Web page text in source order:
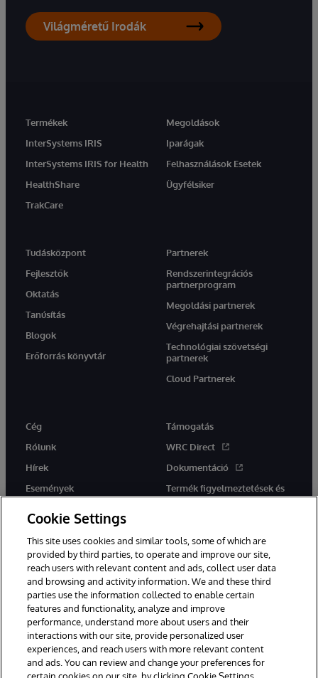
Világméretű Irodák
Termékek
InterSystems IRIS
InterSystems IRIS for Health
HealthShare
TrakCare
Megoldások
Iparágak
Felhasználások Esetek
Ügyfélsiker
Tudásközpont
Fejlesztők
Oktatás
Tanúsítás
Blogok
Erőforrás könyvtár
Partnerek
Rendszerintegrációs
partnerprogram
Megoldási partnerek
Végrehajtási partnerek
Technológiai szövetségi
partnerek
Cloud Partnerek
Cég
Rólunk
Hírek
Események
Támogatás
WRC Direct
Dokumentáció
Termék figyelmeztetések és
tanácsok
Ez a weboldal gépi fordítást használ. Bármilyen fordítási konfliktus
esetén az oldal angol nyelvű változata élvez elsőbbséget.
© 1996-2026 InterSystems Corporation, Boston, MA. Minden jog
fenntartva.
Értesítések/Feltételek és feltételek
Adatvédelmi nyilatkozat
Garancia
Hozzáférhetőség
Cookie Settings
This site uses cookies and similar tools, some of which are
provided by third parties, to operate and improve our site,
reach users with relevant content and ads, collect user data
and browsing and activity information. We and these third
parties use the information collected to enable certain
features and functionality, analyze and improve
performance, understand more about users and their
interactions with our site, provide personalized user
experiences, and reach users with more relevant content
and ads. You can review and change your preferences for